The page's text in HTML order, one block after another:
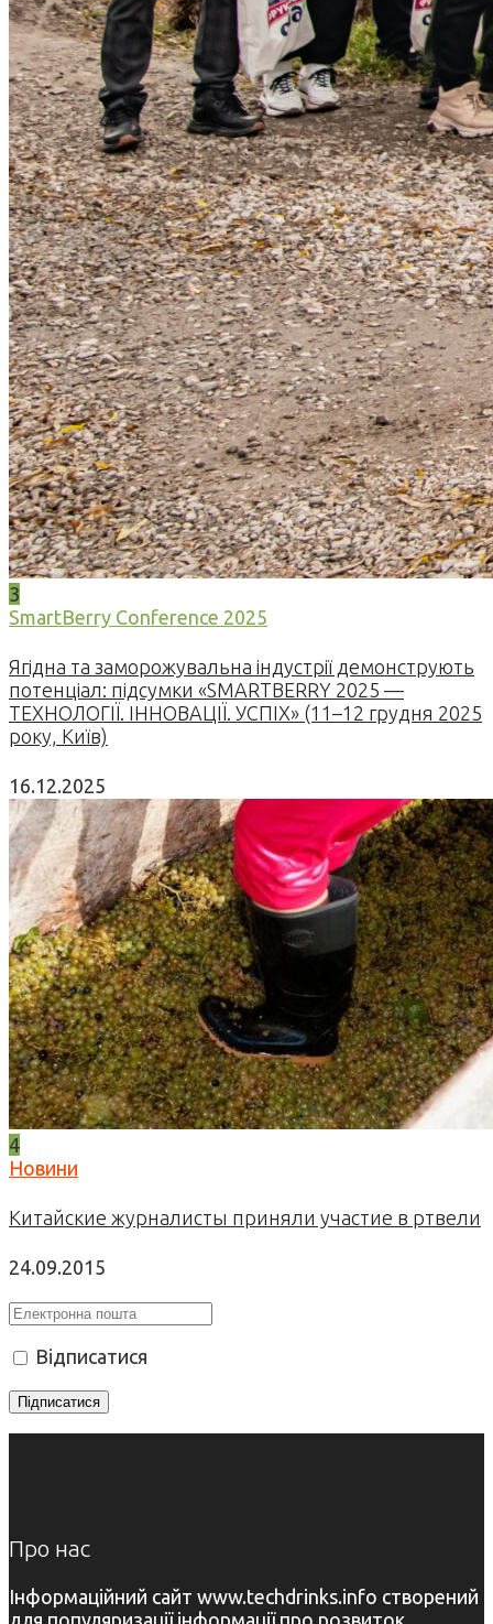
3
SmartBerry Conference 2025
Ягідна та заморожувальна індустрії демонструють
потенціал: підсумки «SMARTBERRY 2025 —
ТЕХНОЛОГІЇ. ІННОВАЦІЇ. УСПІХ» (11–12 грудня 2025
року, Київ)
16.12.2025
4
Новини
Китайские журналисты приняли участие в ртвели
24.09.2015
Відписатися
Про нас
Інформаційний сайт www.techdrinks.info створений
для популяризації інформації про розвиток